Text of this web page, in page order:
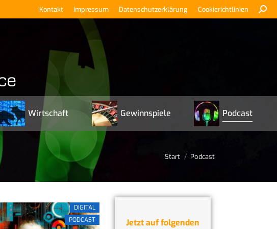
Kontakt Impressum Datenschutzerklärung Cookierichtlinien
Wirtschaft Gewinnspiele Podcast
Start Podcast
DIGITAL
PODCAST
Jetzt auf folgenden